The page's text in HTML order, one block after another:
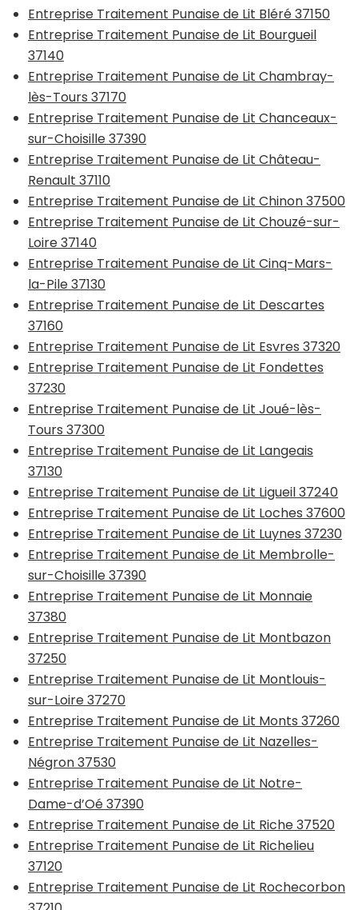
Entreprise Traitement Punaise de Lit Bléré 37150
Entreprise Traitement Punaise de Lit Bourgueil
37140
Entreprise Traitement Punaise de Lit Chambray-
lès-Tours 37170
Entreprise Traitement Punaise de Lit Chanceaux-
sur-Choisille 37390
Entreprise Traitement Punaise de Lit Château-
Renault 37110
Entreprise Traitement Punaise de Lit Chinon 37500
Entreprise Traitement Punaise de Lit Chouzé-sur-
Loire 37140
Entreprise Traitement Punaise de Lit Cinq-Mars-
la-Pile 37130
Entreprise Traitement Punaise de Lit Descartes
37160
Entreprise Traitement Punaise de Lit Esvres 37320
Entreprise Traitement Punaise de Lit Fondettes
37230
Entreprise Traitement Punaise de Lit Joué-lès-
Tours 37300
Entreprise Traitement Punaise de Lit Langeais
37130
Entreprise Traitement Punaise de Lit Ligueil 37240
Entreprise Traitement Punaise de Lit Loches 37600
Entreprise Traitement Punaise de Lit Luynes 37230
Entreprise Traitement Punaise de Lit Membrolle-
sur-Choisille 37390
Entreprise Traitement Punaise de Lit Monnaie
37380
Entreprise Traitement Punaise de Lit Montbazon
37250
Entreprise Traitement Punaise de Lit Montlouis-
sur-Loire 37270
Entreprise Traitement Punaise de Lit Monts 37260
Entreprise Traitement Punaise de Lit Nazelles-
Négron 37530
Entreprise Traitement Punaise de Lit Notre-
Dame-d’Oé 37390
Entreprise Traitement Punaise de Lit Riche 37520
Entreprise Traitement Punaise de Lit Richelieu
37120
Entreprise Traitement Punaise de Lit Rochecorbon